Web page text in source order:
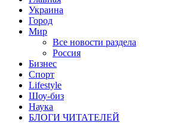
Украина
Город
Мир
Все новости раздела
Россия
Бизнес
Спорт
Lifestyle
Шоу-биз
Наука
БЛОГИ ЧИТАТЕЛЕЙ